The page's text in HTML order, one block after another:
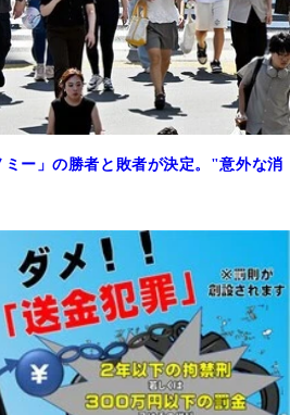
ミー」の勝者と敗者が決定。"意外な消